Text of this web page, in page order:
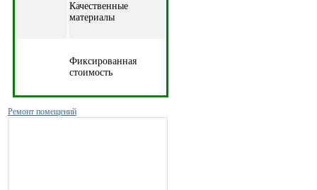
Качественные
материалы
Фиксированная
стоимость
Ремонт помещений